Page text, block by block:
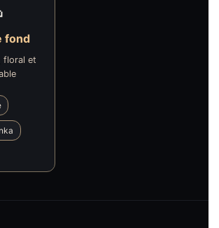
fond
floral et